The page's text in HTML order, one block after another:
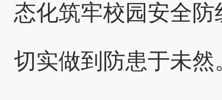
态化筑牢校园安全
切实做到防患于未然